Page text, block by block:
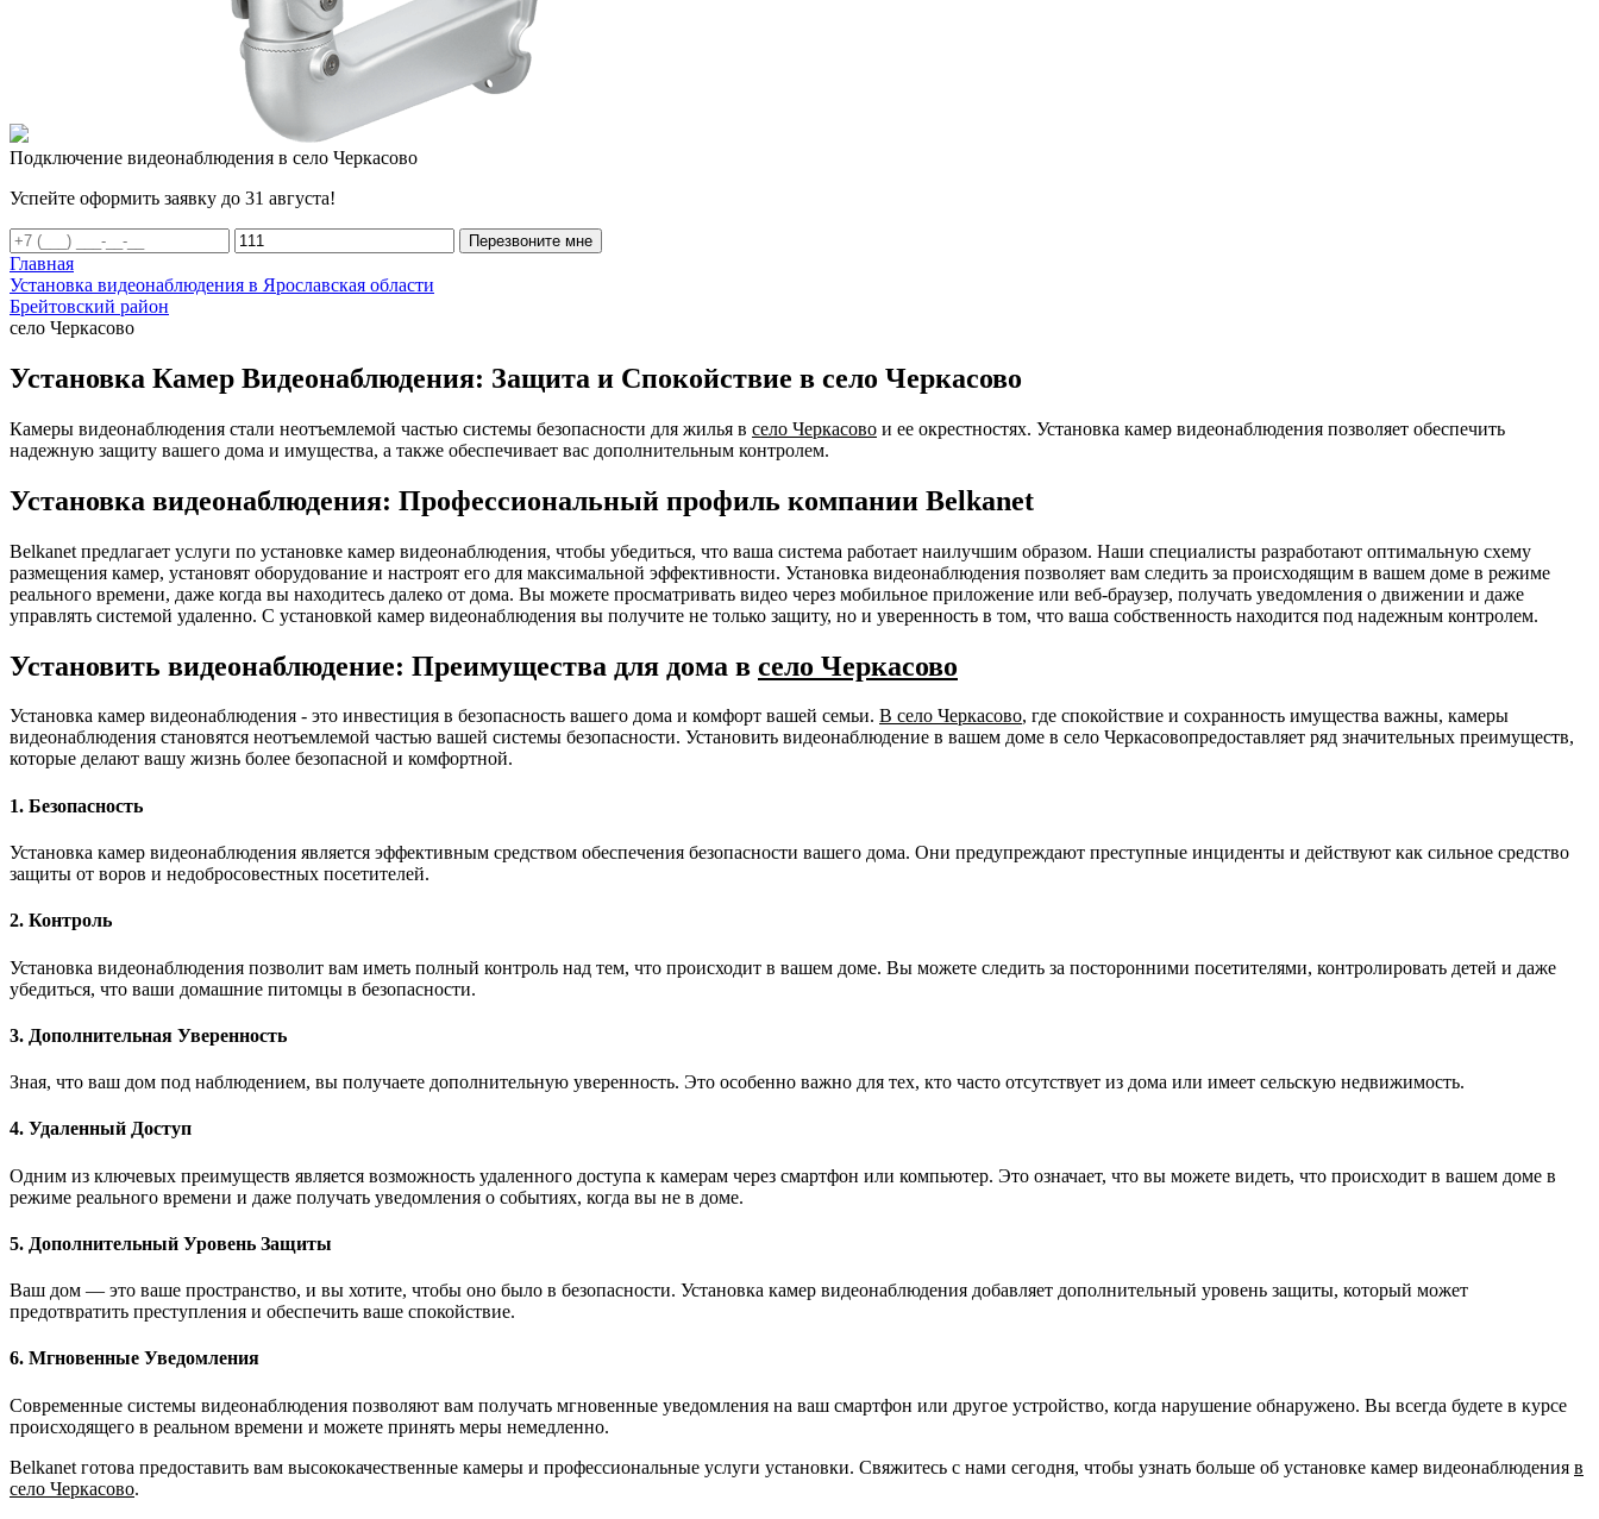
Подключение видеонаблюдения в село Черкасово
Успейте оформить заявку до 31 августа!
Перезвоните мне
Главная
Установка видеонаблюдения в Ярославская области
Брейтовский район
село Черкасово
Установка Камер Видеонаблюдения: Защита и Спокойствие в село Черкасово
Камеры видеонаблюдения стали неотъемлемой частью системы безопасности для жилья в село Черкасово и ее окрестностях. Установка камер видеонаблюдения позволяет обеспечить
надежную защиту вашего дома и имущества, а также обеспечивает вас дополнительным контролем.
Установка видеонаблюдения: Профессиональный профиль компании Belkanet
Belkanet предлагает услуги по установке камер видеонаблюдения, чтобы убедиться, что ваша система работает наилучшим образом. Наши специалисты разработают оптимальную схему
размещения камер, установят оборудование и настроят его для максимальной эффективности. Установка видеонаблюдения позволяет вам следить за происходящим в вашем доме в режиме
реального времени, даже когда вы находитесь далеко от дома. Вы можете просматривать видео через мобильное приложение или веб-браузер, получать уведомления о движении и даже
управлять системой удаленно. С установкой камер видеонаблюдения вы получите не только защиту, но и уверенность в том, что ваша собственность находится под надежным контролем.
Установить видеонаблюдение: Преимущества для дома в село Черкасово
Установка камер видеонаблюдения - это инвестиция в безопасность вашего дома и комфорт вашей семьи. В село Черкасово, где спокойствие и сохранность имущества важны, камеры
видеонаблюдения становятся неотъемлемой частью вашей системы безопасности. Установить видеонаблюдение в вашем доме в село Черкасовопредоставляет ряд значительных преимуществ,
которые делают вашу жизнь более безопасной и комфортной.
1. Безопасность
Установка камер видеонаблюдения является эффективным средством обеспечения безопасности вашего дома. Они предупреждают преступные инциденты и действуют как сильное средство
защиты от воров и недобросовестных посетителей.
2. Контроль
Установка видеонаблюдения позволит вам иметь полный контроль над тем, что происходит в вашем доме. Вы можете следить за посторонними посетителями, контролировать детей и даже
убедиться, что ваши домашние питомцы в безопасности.
3. Дополнительная Уверенность
Зная, что ваш дом под наблюдением, вы получаете дополнительную уверенность. Это особенно важно для тех, кто часто отсутствует из дома или имеет сельскую недвижимость.
4. Удаленный Доступ
Одним из ключевых преимуществ является возможность удаленного доступа к камерам через смартфон или компьютер. Это означает, что вы можете видеть, что происходит в вашем доме в
режиме реального времени и даже получать уведомления о событиях, когда вы не в доме.
5. Дополнительный Уровень Защиты
Ваш дом — это ваше пространство, и вы хотите, чтобы оно было в безопасности. Установка камер видеонаблюдения добавляет дополнительный уровень защиты, который может
предотвратить преступления и обеспечить ваше спокойствие.
6. Мгновенные Уведомления
Современные системы видеонаблюдения позволяют вам получать мгновенные уведомления на ваш смартфон или другое устройство, когда нарушение обнаружено. Вы всегда будете в курсе
происходящего в реальном времени и можете принять меры немедленно.
Belkanet готова предоставить вам высококачественные камеры и профессиональные услуги установки. Свяжитесь с нами сегодня, чтобы узнать больше об установке камер видеонаблюдения в
село Черкасово.